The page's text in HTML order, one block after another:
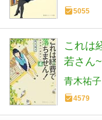
5055
これは
若さん
青木祐子
4579